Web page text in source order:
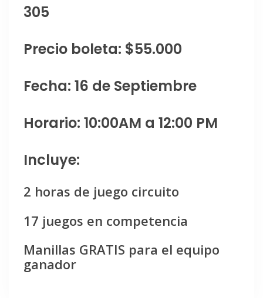
305
Precio boleta: $55.000
Fecha: 16 de Septiembre
Horario: 10:00AM a 12:00 PM
Incluye:
2 horas de juego circuito
17 juegos en competencia
Manillas GRATIS para el equipo
ganador